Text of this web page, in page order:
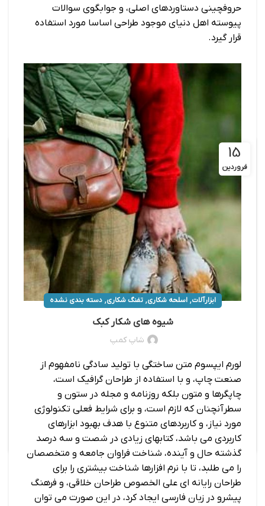
حروفچینی دستاوردهای اصلی، و جوابگوی سوالات
پیوسته اهل دنیای موجود طراحی اساسا مورد استفاده
قرار گیرد.
15
فروردین
ابزارآلات,اسلحه شکاری,تفنگ شکاری,دسته بندی نشده
شیوه های شکار کبک
شاپ کمپ
لورم ایپسوم متن ساختگی با تولید سادگی نامفهوم از
صنعت چاپ، و با استفاده از طراحان گرافیک است،
چاپگرها و متون بلکه روزنامه و مجله در ستون و
سطرآنچنان که لازم است، و برای شرایط فعلی تکنولوژی
مورد نیاز، و کاربردهای متنوع با هدف بهبود ابزارهای
کاربردی می باشد، کتابهای زیادی در شصت و سه درصد
گذشته حال و آینده، شناخت فراوان جامعه و متخصصان
را می طلبد، تا با نرم افزارها شناخت بیشتری را برای
طراحان رایانه ای علی الخصوص طراحان خلاقی، و فرهنگ
پیشرو در زبان فارسی ایجاد کرد، در این صورت می توان